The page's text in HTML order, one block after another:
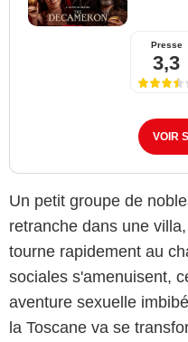
Presse
3,3
VOIR
Un petit groupe de
retranche dans une
tourne rapidement au
sociales s'amenuisent,
aventure sexuelle
la Toscane va se